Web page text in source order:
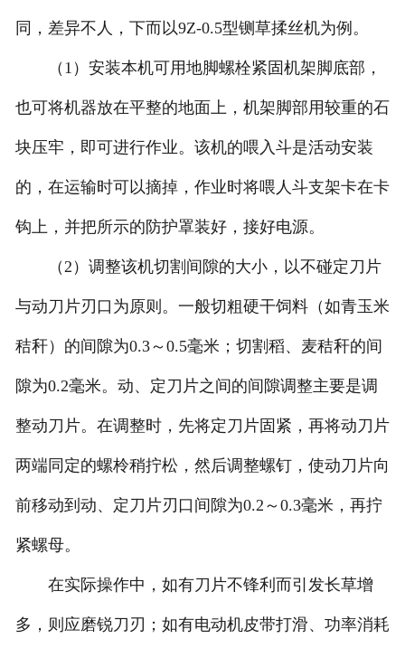
同，差异不人，下而以9Z-0.5型铡草揉丝机为例。
（1）安装本机可用地脚螺栓紧固机架脚底部，
也可将机器放在平整的地面上，机架脚部用较重的石
块压牢，即可进行作业。该机的喂入斗是活动安装
的，在运输时可以摘掉，作业时将喂人斗支架卡在卡
钩上，并把所示的防护罩装好，接好电源。
（2）调整该机切割间隙的大小，以不碰定刀片
与动刀片刃口为原则。一般切粗硬干饲料（如青玉米
秸秆）的间隙为0.3～0.5毫米；切割稻、麦秸秆的间
隙为0.2毫米。动、定刀片之间的间隙调整主要是调
整动刀片。在调整时，先将定刀片固紧，再将动刀片
两端同定的螺柃稍拧松，然后调整螺钉，使动刀片向
前移动到动、定刀片刃口间隙为0.2～0.3毫米，再拧
紧螺母。
在实际操作中，如有刀片不锋利而引发长草增
多，则应磨锐刀刃；如有电动机皮带打滑、功率消耗